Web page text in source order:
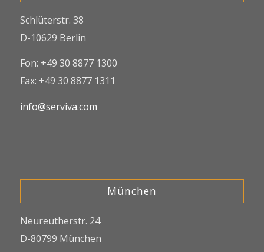
Schlüterstr. 38
D-10629 Berlin
Fon: +49 30 8877 1300
Fax: +49 30 8877 1311
info@serviva.com
München
Neureutherstr. 24
D-80799 München